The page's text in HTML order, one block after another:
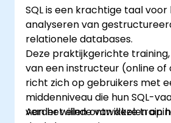
SQL is een krachtige taal
analyseren van
relationele databases.
Deze praktijkgerichte
van een instructeur (online of
richt zich op gebruikers met
middenniveau die hun SQL-
verder willen ontwikkelen op
Aan het einde van deze